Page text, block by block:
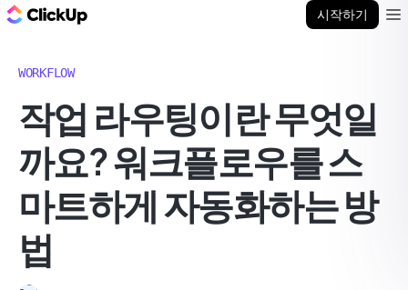
시작하기
WORKFLOW
작업 라우팅이란 무엇일
까요? 워크플로우를 스
마트하게 자동화하는 방
법